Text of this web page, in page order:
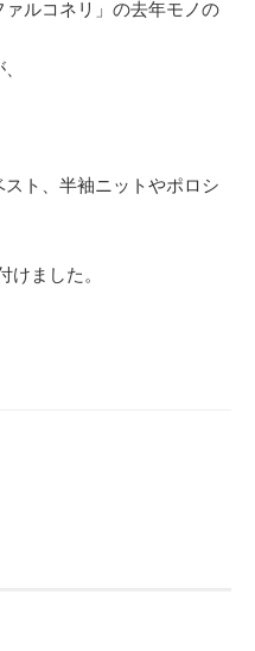
ルコネリ」の去年モノの
ト、半袖ニットやポロシ
けました。